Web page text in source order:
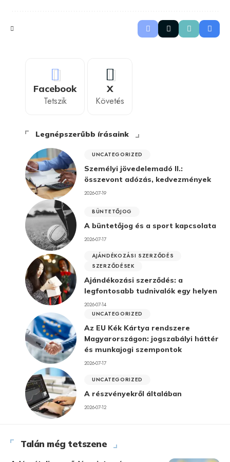
Facebook
Tetszik
X
Követés
Legnépszerűbb írásaink
UNCATEGORIZED
Személyi jövedelemadó II.:
összevont adózás, kedvezmények
2026-07-19
BÜNTETŐJOG
A büntetőjog és a sport kapcsolata
2026-07-17
AJÁNDÉKOZÁSI SZERZŐDÉS
SZERZŐDÉSEK
Ajándékozási szerződés: a
legfontosabb tudnivalók egy helyen
2026-07-14
UNCATEGORIZED
Az EU Kék Kártya rendszere
Magyarországon: jogszabályi háttér
és munkajogi szempontok
2026-07-17
UNCATEGORIZED
A részvényekről általában
2026-07-12
Talán még tetszene